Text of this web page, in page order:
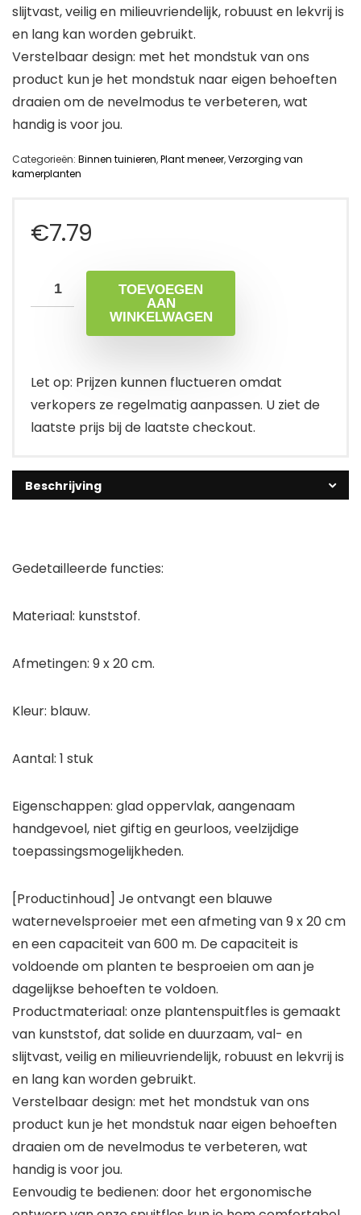
slijtvast, veilig en milieuvriendelijk, robuust en lekvrij is
en lang kan worden gebruikt.
Verstelbaar design: met het mondstuk van ons
product kun je het mondstuk naar eigen behoeften
draaien om de nevelmodus te verbeteren, wat
handig is voor jou.
Categorieën: Binnen tuinieren,Plant meneer,Verzorging van
kamerplanten
€7.79
TOEVOEGEN
AAN
WINKELWAGEN
Let op: Prijzen kunnen fluctueren omdat
verkopers ze regelmatig aanpassen. U ziet de
laatste prijs bij de laatste checkout.
Beschrijving
Gedetailleerde functies:
Materiaal: kunststof.
Afmetingen: 9 x 20 cm.
Kleur: blauw.
Aantal: 1 stuk
Eigenschappen: glad oppervlak, aangenaam
handgevoel, niet giftig en geurloos, veelzijdige
toepassingsmogelijkheden.
[Productinhoud] Je ontvangt een blauwe
waternevelsproeier met een afmeting van 9 x 20 cm
en een capaciteit van 600 m. De capaciteit is
voldoende om planten te besproeien om aan je
dagelijkse behoeften te voldoen.
Productmateriaal: onze plantenspuitfles is gemaakt
van kunststof, dat solide en duurzaam, val- en
slijtvast, veilig en milieuvriendelijk, robuust en lekvrij is
en lang kan worden gebruikt.
Verstelbaar design: met het mondstuk van ons
product kun je het mondstuk naar eigen behoeften
draaien om de nevelmodus te verbeteren, wat
handig is voor jou.
Eenvoudig te bedienen: door het ergonomische